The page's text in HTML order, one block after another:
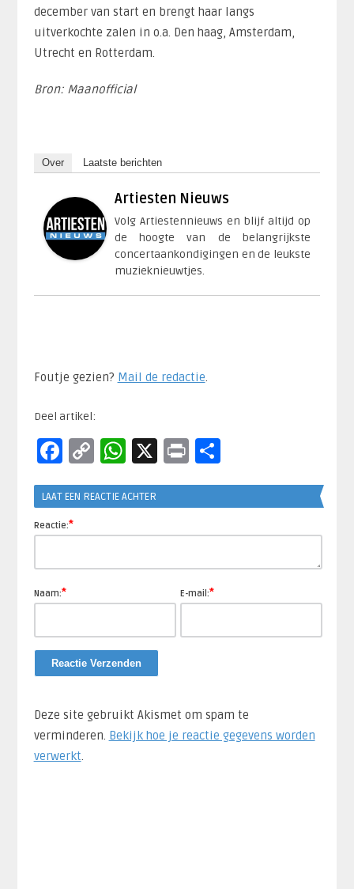
december van start en brengt haar langs
uitverkochte zalen in o.a. Den haag, Amsterdam,
Utrecht en Rotterdam.
Bron: Maanofficial
Over Laatste berichten
Artiesten Nieuws
Volg Artiestennieuws en blijf altijd op
de hoogte van de belangrijkste
concertaankondigingen en de leukste
muzieknieuwtjes.
Foutje gezien? Mail de redactie.​
Deel artikel:
Facebook
CopyWhatsApp
X PrintDelen
LAAT EEN REACTIE ACHTER
Reactie:*
Naam:* E-mail:*
Deze site gebruikt Akismet om spam te
verminderen. Bekijk hoe je reactie gegevens worden
verwerkt.